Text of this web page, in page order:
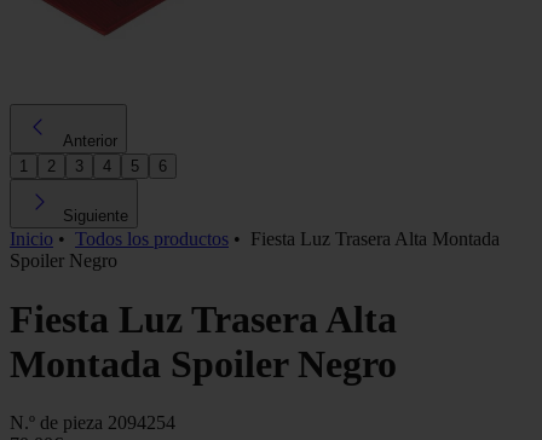
Anterior
1
2 3 4 5 6
Siguiente
Inicio • Todos los productos • Fiesta Luz Trasera Alta Montada
Spoiler Negro
Fiesta Luz Trasera Alta
Montada Spoiler Negro
N.º de pieza 2094254